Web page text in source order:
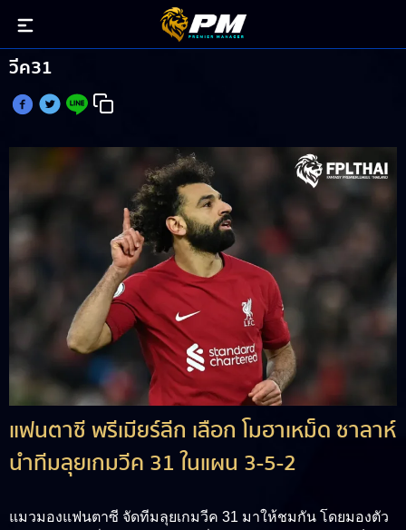
บังโมนำทัพ! แมวมองแฟนตาซี จัดทีมโกยแต้มเกม
วีค31
แฟนตาซี พรีเมียร์ลีก เลือก โมฮาเหม็ด ซาลาห์
นำทีมลุยเกมวีค 31 ในแผน 3-5-2
แมวมองแฟนตาซี จัดทีมลุยเกมวีค 31 มาให้ชมกัน โดยมองตัว